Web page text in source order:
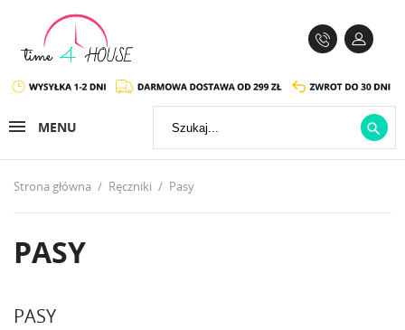
MENU 
Strona główna Ręczniki Pasy
PASY
PASY